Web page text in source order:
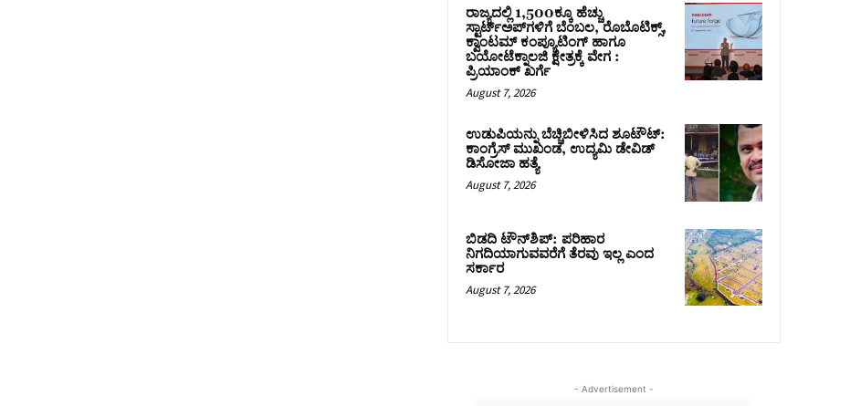
ರಾಜ್ಯದಲ್ಲಿ 1,500ಕ್ಕೂ ಹೆಚ್ಚು
ಸ್ಟಾರ್ಟ್‌ಅಪ್‌ಗಳಿಗೆ ಬೆಂಬಲ, ರೊಬೊಟಿಕ್ಸ್,
ಕ್ವಾಂಟಮ್ ಕಂಪ್ಯೂಟಿಂಗ್ ಹಾಗೂ
ಬಯೋಟೆಕ್ನಾಲಜಿ ಕ್ಷೇತ್ರಕ್ಕೆ ವೇಗ :
ಪ್ರಿಯಾಂಕ್‌ ಖರ್ಗೆ
August 7, 2026
ಉಡುಪಿಯನ್ನು ಬೆಚ್ಚಿಬೀಳಿಸಿದ ಶೂಟೌಟ್‌:
ಕಾಂಗ್ರೆಸ್‌ ಮುಖಂಡ, ಉದ್ಯಮಿ ಡೇವಿಡ್
ಡಿಸೋಜಾ ಹತ್ಯೆ
August 7, 2026
ಬಿಡದಿ ಟೌನ್‌ಶಿಪ್‌: ಪರಿಹಾರ
ನಿಗದಿಯಾಗುವವರೆಗೆ ತೆರವು ಇಲ್ಲ ಎಂದ
ಸರ್ಕಾರ
August 7, 2026
- Advertisement -